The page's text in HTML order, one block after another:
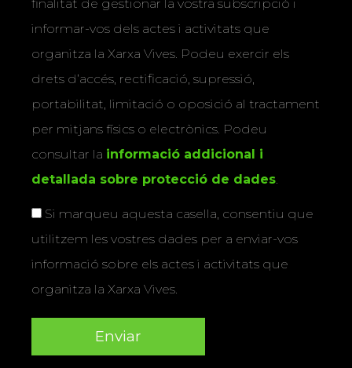
finalitat de gestionar la vostra subscripció i
informar-vos dels actes i activitats que
organitza la Xarxa Vives. Podeu exercir els
drets d’accés, rectificació, supressió,
portabilitat, limitació o oposició al tractament
per mitjans físics o electrònics. Podeu
consultar la informació addicional i
detallada sobre protecció de dades.
Si marqueu aquesta casella, consentiu que
utilitzem les vostres dades per a enviar-vos
informació sobre els actes i activitats que
organitza la Xarxa Vives.